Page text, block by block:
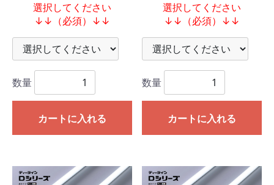
選択してください
↓↓（必須）↓↓
数量
カートに入れる
選択してください
↓↓（必須）↓↓
数量
カートに入れる